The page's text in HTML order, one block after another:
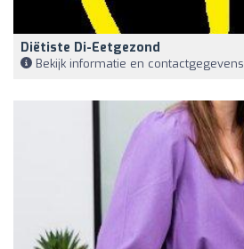
Diëtiste Di-Eetgezond
Bekijk informatie en contactgegevens